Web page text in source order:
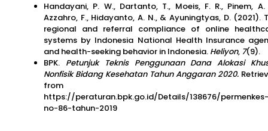
Handayani, P. W., Dartanto, T., Moeis, F. R., Pinem, A.
Azzahro, F., Hidayanto, A. N., & Ayuningtyas, D. (2021).
regional and referral compliance of online
systems by Indonesia National Health Insurance
and health-seeking behavior in Indonesia. Heliyon, 7(9).
BPK. Petunjuk Teknis Penggunaan Dana Alokasi
Nonfisik Bidang Kesehatan Tahun Anggaran 2020.
from
https://peraturan.bpk.go.id/Details/138676/permenkes-
no-86-tahun-2019